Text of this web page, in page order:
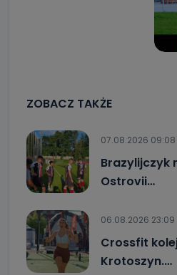
ZOBACZ TAKŻE
07.08.2026 09:08
Brazylijczyk
Ostrovii…
06.08.2026 23:09
Crossfit
Krotoszyn.…